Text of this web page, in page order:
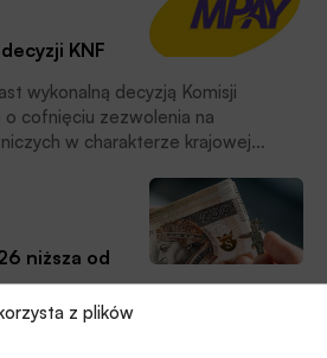
z plików
KNF
wykonalną decyzją Komisji
cofnięciu zezwolenia na
w charakterze krajowej
i operacyjnych,
swoim komunikacie medialnym.
niższa od
2,5% w ujęciu rocznym w
wstępnych danych, podał Główny